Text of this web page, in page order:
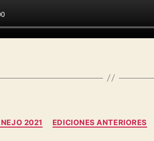
2021 EDICIONES ANTERIORES